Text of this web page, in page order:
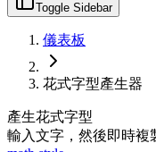
Toggle Sidebar
儀表板
花式字型產生器
產生花式字型
輸入文字，然後即時複